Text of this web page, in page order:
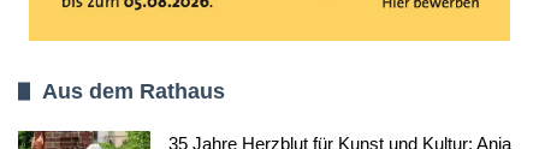
Aus dem Rathaus
35 Jahre Herzblut für Kunst und Kultur: Anja